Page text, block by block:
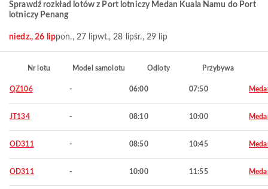
Sprawdź rozkład lotów z Port lotniczy Medan Kuala Namu do Port
lotniczy Penang
niedz., 26 lippon., 27 lipwt., 28 lipśr., 29 lip
Nr lotu Model samolotu Odloty Przybywa
QZ106 - 06:00 07:50
JT134 - 08:10 10:00
OD311 - 08:50 10:45
OD311 - 10:00 11:55